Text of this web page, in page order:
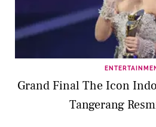
Grand Final The Icon
Tangerang